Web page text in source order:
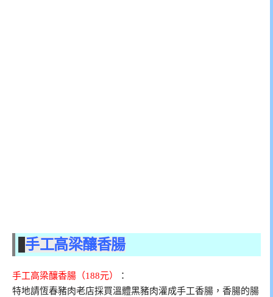
手工高梁釀香腸
手工高梁釀香腸（188元）
：
特地請恆春豬肉老店採買溫體黑豬肉灌成手工香腸，香腸的腸